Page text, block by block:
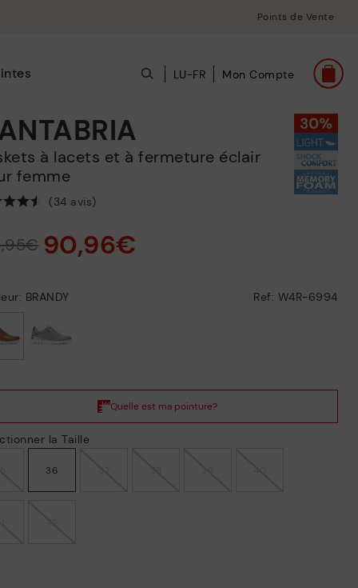
Points de Vente
LU-FR Mon Compte
femme
(34 avis)
90,96€
BRANDY Ref: W4R-6994
la Taille
36